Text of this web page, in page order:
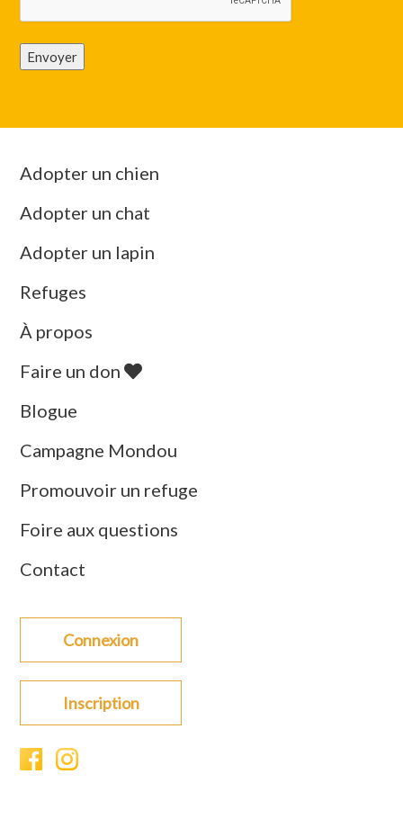
Envoyer
Adopter un chien
Adopter un chat
Adopter un lapin
Refuges
À propos
Faire un don
Blogue
Campagne Mondou
Promouvoir un refuge
Foire aux questions
Contact
Connexion
Inscription